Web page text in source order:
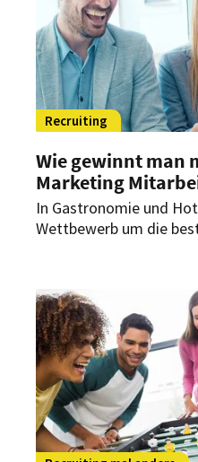
Recruiting
Wie gewinnt man
Marketing
In Gastronomie und
Wettbewerb um die